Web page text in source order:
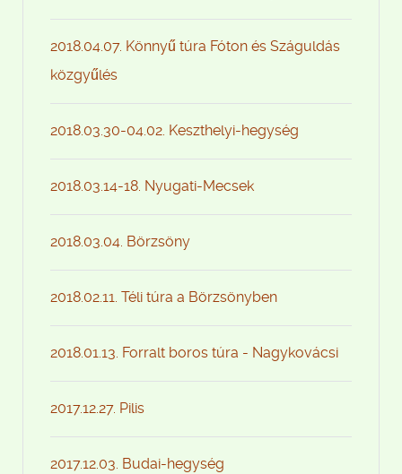
2018.04.07. Könnyű túra Fóton és Száguldás
közgyűlés
2018.03.30-04.02. Keszthelyi-hegység
2018.03.14-18. Nyugati-Mecsek
2018.03.04. Börzsöny
2018.02.11. Téli túra a Börzsönyben
2018.01.13. Forralt boros túra - Nagykovácsi
2017.12.27. Pilis
2017.12.03. Budai-hegység